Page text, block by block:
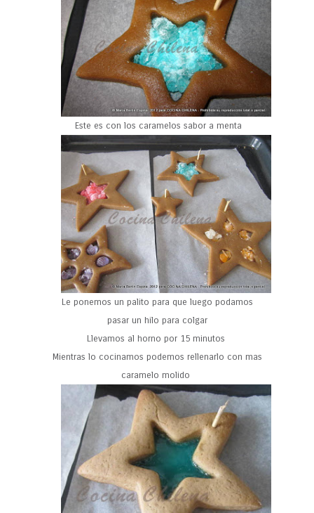
Este es con los caramelos sabor a menta
Le ponemos un palito para que luego podamos
pasar un hilo para colgar
Llevamos al horno por 15 minutos
Mientras lo cocinamos podemos rellenarlo con mas
caramelo molido